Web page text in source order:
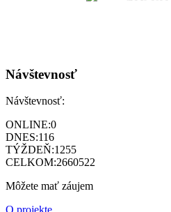
Návštevnosť
Návštevnosť:
ONLINE:0
DNES:116
TÝŽDEŇ:1255
CELKOM:2660522
Môžete mať záujem